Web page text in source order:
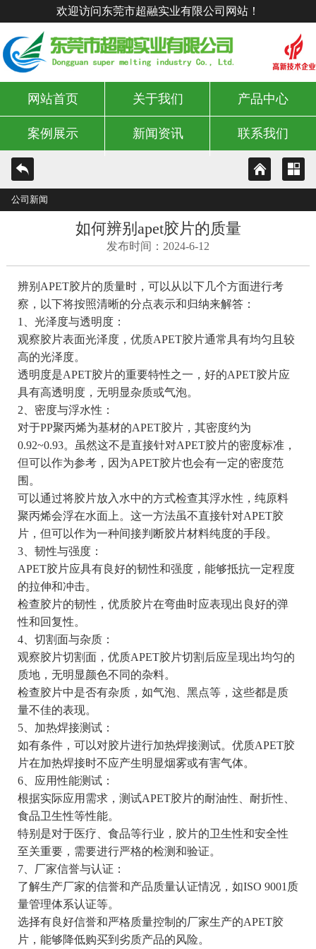
欢迎访问东莞市超融实业有限公司网站！
网站首页 关于我们 产品中心
案例展示 新闻资讯 联系我们
公司新闻
如何辨别apet胶片的质量
发布时间：2024-6-12
辨别APET胶片的质量时，可以从以下几个方面进行考
察，以下将按照清晰的分点表示和归纳来解答：
1、光泽度与透明度：
观察胶片表面光泽度，优质APET胶片通常具有均匀且较
高的光泽度。
透明度是APET胶片的重要特性之一，好的APET胶片应
具有高透明度，无明显杂质或气泡。
2、密度与浮水性：
对于PP聚丙烯为基材的APET胶片，其密度约为
0.92~0.93。虽然这不是直接针对APET胶片的密度标准，
但可以作为参考，因为APET胶片也会有一定的密度范
围。
可以通过将胶片放入水中的方式检查其浮水性，纯原料
聚丙烯会浮在水面上。这一方法虽不直接针对APET胶
片，但可以作为一种间接判断胶片材料纯度的手段。
3、韧性与强度：
APET胶片应具有良好的韧性和强度，能够抵抗一定程度
的拉伸和冲击。
检查胶片的韧性，优质胶片在弯曲时应表现出良好的弹
性和回复性。
4、切割面与杂质：
观察胶片切割面，优质APET胶片切割后应呈现出均匀的
质地，无明显颜色不同的杂料。
检查胶片中是否有杂质，如气泡、黑点等，这些都是质
量不佳的表现。
5、加热焊接测试：
如有条件，可以对胶片进行加热焊接测试。优质APET胶
片在加热焊接时不应产生明显烟雾或有害气体。
6、应用性能测试：
根据实际应用需求，测试APET胶片的耐油性、耐折性、
食品卫生性等性能。
特别是对于医疗、食品等行业，胶片的卫生性和安全性
至关重要，需要进行严格的检测和验证。
7、厂家信誉与认证：
了解生产厂家的信誉和产品质量认证情况，如ISO 9001质
量管理体系认证等。
选择有良好信誉和严格质量控制的厂家生产的APET胶
片，能够降低购买到劣质产品的风险。